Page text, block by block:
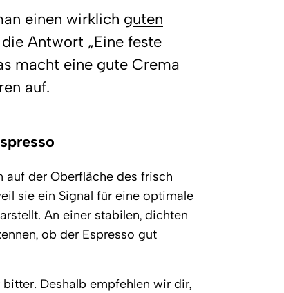
einen wirklich guten
Antwort „Eine feste
macht eine gute Crema
auf.
auf der Oberfläche des frisch
sie ein Signal für eine optimale
An einer stabilen, dichten
ob der Espresso gut
Deshalb empfehlen wir dir,